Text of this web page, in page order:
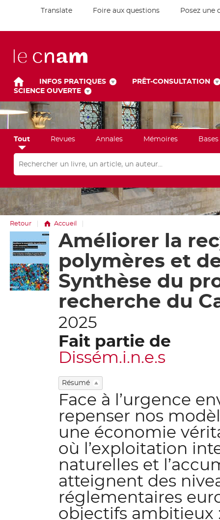
Translate Foire aux questions Posez une
INFOS PRATIQUES
PRÊT-CONSULTATION
SCIENCE OUVERTE
Tout Revues Annales Mémoires
Rechercher dans "Tout"
Retour Accueil
document
Améliorer la
polymères et
Synthèse du
recherche du
2025
Fait partie de
Dissém.i.n.e.s
Résumé
Face à l’urgence
repenser nos
une économie
où l’exploitation
naturelles et
atteignent des
réglementaires
objectifs ambitieux